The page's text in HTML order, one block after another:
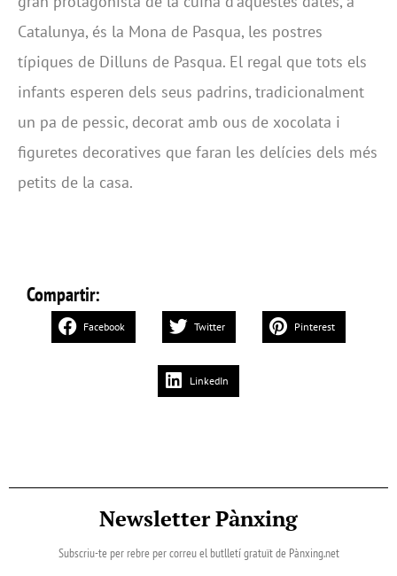
Catalunya, és la Mona de Pasqua, les postres
típiques de Dilluns de Pasqua. El regal que tots els
infants esperen dels seus padrins, tradicionalment
un pa de pessic, decorat amb ous de xocolata i
figuretes decoratives que faran les delícies dels més
petits de la casa.
Compartir:
Facebook Twitter Pinterest
LinkedIn
Newsletter Pànxing
Subscriu-te per rebre per correu el butlletí gratuït de Pànxing.net​